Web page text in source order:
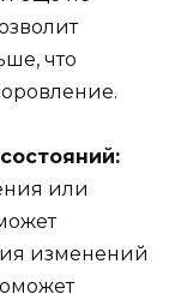
что
или
изменений